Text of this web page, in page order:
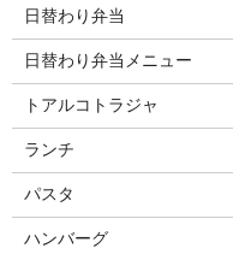
日替わり弁当
日替わり弁当メニュー
トアルコトラジャ
ランチ
パスタ
ハンバーグ